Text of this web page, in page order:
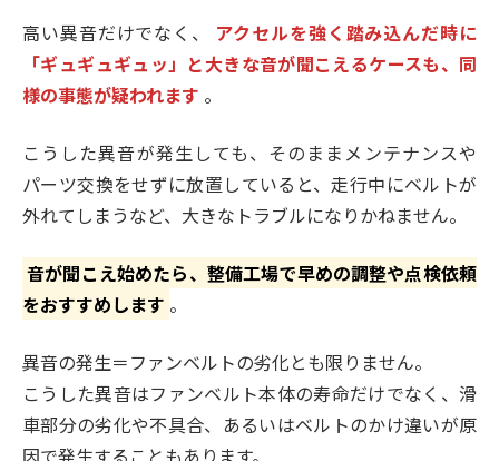
高い異音だけでなく、
アクセルを強く踏み込んだ時に
「ギュギュギュッ」と大きな音が聞こえるケースも、同
様の事態が疑われます 。
こうした異音が発生しても、そのままメンテナンスや
パーツ交換をせずに放置していると、走行中にベルトが
外れてしまうなど、大きなトラブルになりかねません。
音が聞こえ始めたら、整備工場で早めの調整や点検依頼
をおすすめします 。
異音の発生＝ファンベルトの劣化とも限りません。
こうした異音はファンベルト本体の寿命だけでなく、滑
車部分の劣化や不具合、あるいはベルトのかけ違いが原
因で発生することもあります。